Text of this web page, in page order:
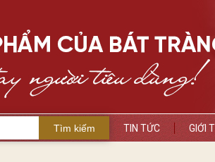
Tìm kiếm TIN TỨC GIỚI